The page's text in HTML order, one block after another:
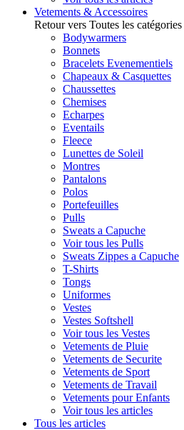
Vetements & Accessoires
Retour vers Toutes les catégories
Bodywarmers
Bonnets
Bracelets Evenementiels
Chapeaux & Casquettes
Chaussettes
Chemises
Echarpes
Eventails
Fleece
Lunettes de Soleil
Montres
Pantalons
Polos
Portefeuilles
Pulls
Sweats a Capuche
Voir tous les Pulls
Sweats Zippes a Capuche
T-Shirts
Tongs
Uniformes
Vestes
Vestes Softshell
Voir tous les Vestes
Vetements de Pluie
Vetements de Securite
Vetements de Sport
Vetements de Travail
Vetements pour Enfants
Voir tous les articles
Tous les articles